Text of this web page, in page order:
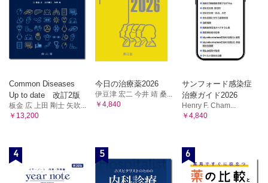
Common Diseases
Up to date 改訂2版
板金 広 上田 剛士 矢吹...
￥13,200
今日の治療薬2026
伊豆津 宏二 今井 靖 桑...
￥4,840
サンフォード感染症
治療ガイド2026
Henry F. Cham...
￥4,840
4 5 6